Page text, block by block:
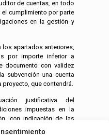
de cuentas, en todo
el cumplimiento por parte
en la gestión y
apartados anteriores,
por importe inferior a
documento con validez
subvención una cuenta
que contendrá.
justificativa del
impuestas en la
con indicación de las
resultados obtenidos.